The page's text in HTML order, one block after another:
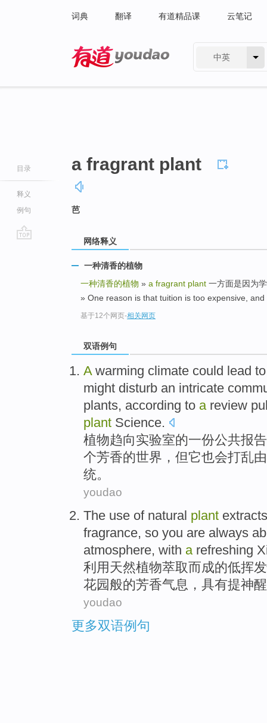
词典 翻译 有道精品课 云笔记
中英
目录
释义
例句
a fragrant plant
芭
网络释义
一种清香的植物
一种清香的植物 » a fragrant plant 一方面是因为
» One reason is that tuition is too expensive,
基于12个网页-相关网页
双语例句
A warming climate could lead to
might disturb an intricate
plants, according to areview
plant Science.
植物趋向实验室的一份公共报
个芳香的世界 ， 但它也会打乱由
统。
youdao
The use of natural plant extracts
fragrance, so you are always
atmosphere, with a refreshing
利用 天然植物萃取而成的低挥发
花园般的芳香气息 ，具有提神
youdao
更多双语例句